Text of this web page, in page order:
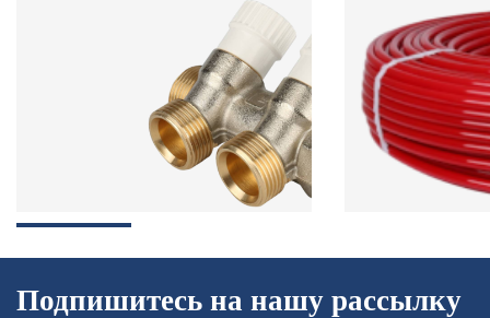
Подпишитесь на нашу рассылку